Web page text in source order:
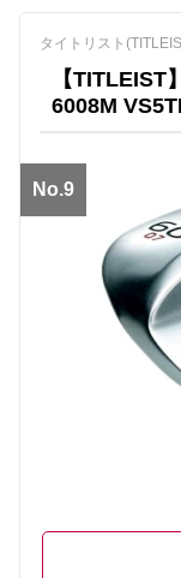
タイトリスト
【TITLEIST
6008M
No.9